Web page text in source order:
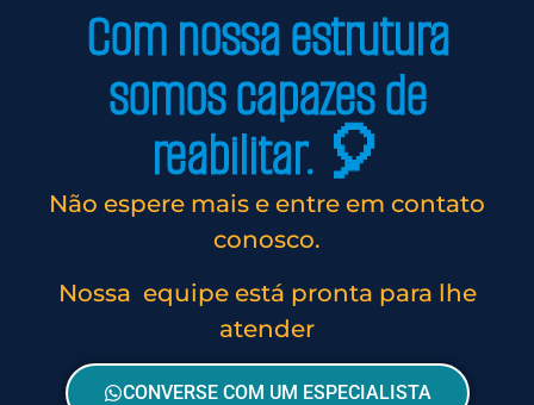
Com nossa estrutura
somos capazes de
reabilitar. 🎈
Não espere mais e entre em contato
conosco.
Nossa equipe está pronta para lhe
atender
CONVERSE COM UM ESPECIALISTA